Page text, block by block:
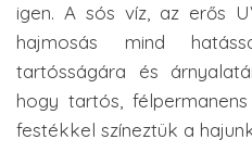
igen. A sós víz, az erős
hajmosás mind
tartósságára és
hogy tartós,
festékkel színeztük a